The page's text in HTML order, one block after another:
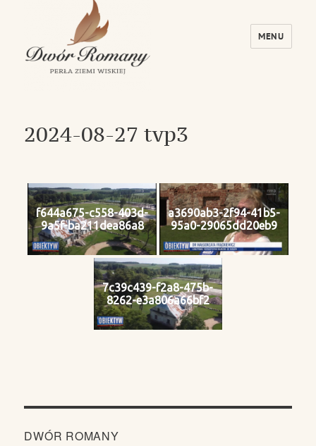
MENU
2024-08-27 tvp3
f644a675-c558-403d-
9a5f-ba211dea86a8
a3690ab3-2f94-41b5-
95a0-29065dd20eb9
7c39c439-f2a8-475b-
8262-e3a806a66bf2
DWÓR ROMANY